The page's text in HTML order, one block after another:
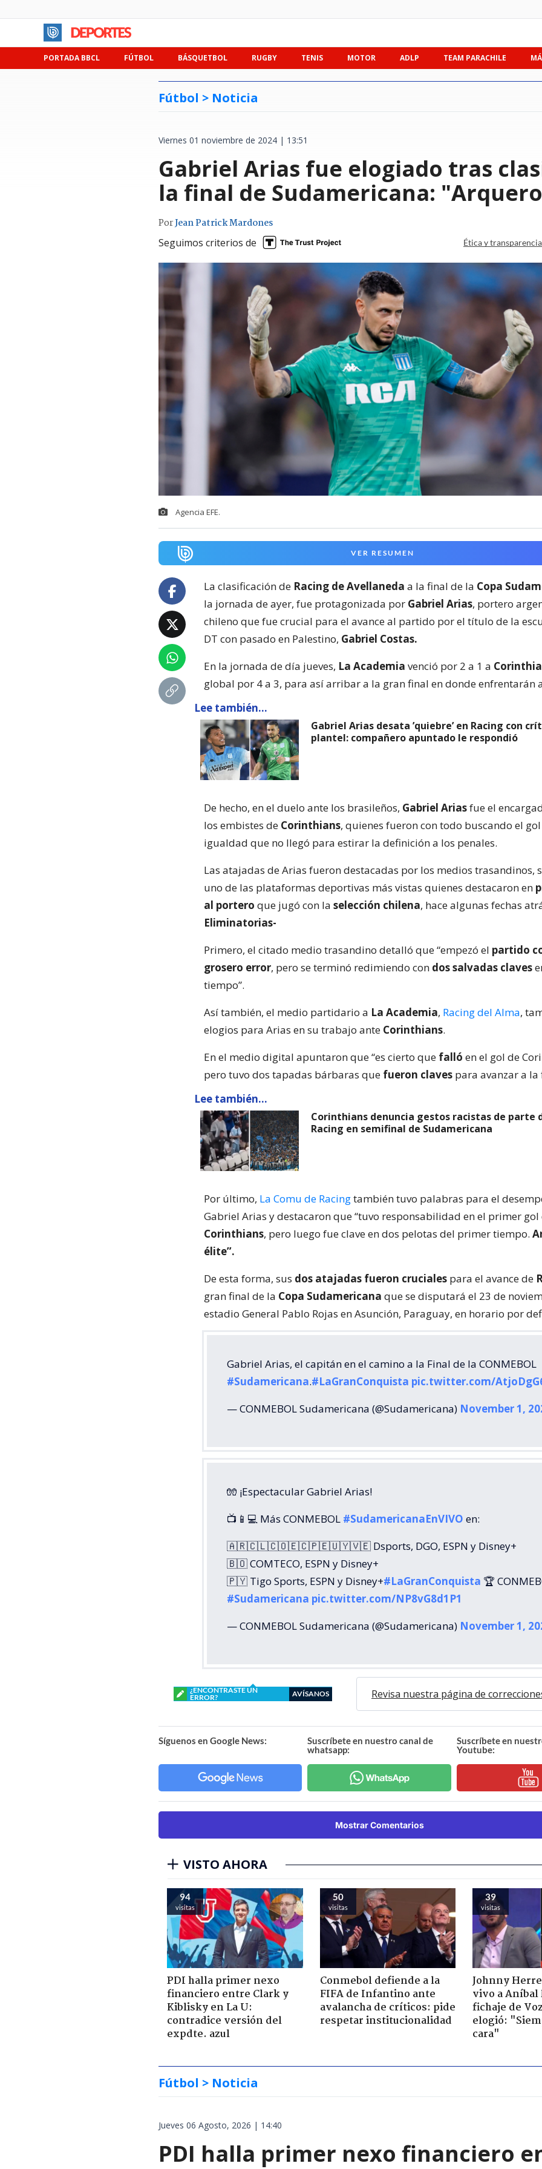
PORTADA BBCL FÚTBOL BÁSQUETBOL RUGBY TENIS MOTOR ADLP TEAM PARACHILE
Fútbol > Noticia
Viernes 01 noviembre de 2024 | 13:51
Gabriel Arias fue elogiado tras
la final de Sudamericana:
PorJean Patrick Mardones
Seguimos criterios de Ética y
Agencia EFE.
VER RESUMEN
La clasificación de Racing de Avellaneda a la final de la Copa
la jornada de ayer, fue protagonizada por Gabriel Arias, portero
chileno que fue crucial para el avance al partido por el título de la
DT con pasado en Palestino, Gabriel Costas.
En la jornada de día jueves, La Academia venció por 2 a 1 a
global por 4 a 3, para así arribar a la gran final en donde enfrentarán
Lee también...
Gabriel Arias desata ’quiebre’ en Racing con
plantel: compañero apuntado le respondió
De hecho, en el duelo ante los brasileños, Gabriel Ariasfue el
los embistes de Corinthians, quienes fueron con todo buscando el
igualdad que no llegó para estirar la definición a los penales.
Las atajadas de Arias fueron destacadas por los medios trasandinos,
uno de las plataformas deportivas más vistas quienes destacaron en
al portero que jugó con la selección chilena, hace algunas fechas
Eliminatorias-
Primero, el citado medio trasandino detalló que “empezó el partido
grosero error, pero se terminó redimiendo con dos salvadas claves
tiempo”.
Así también, el medio partidario a La Academia, Racing del Alma,
elogios para Arias en su trabajo ante Corinthians.
En el medio digital apuntaron que “es cierto que falló en el gol de
pero tuvo dos tapadas bárbaras que fueron claves para avanzar a la
Lee también...
Corinthians denuncia gestos racistas de parte
Racing en semifinal de Sudamericana
Por último, La Comu de Racingtambién tuvo palabras para el
Gabriel Arias y destacaron que “tuvo responsabilidad en el primer gol
Corinthians, pero luego fue clave en dos pelotas del primer tiempo.
élite”.
De esta forma, sus dos atajadas fueron cruciales para el avance de
gran final de la Copa Sudamericana que se disputará el 23 de
estadio General Pablo Rojas en Asunción, Paraguay, en horario por
Gabriel Arias, el capitán en el camino a la Final de la CONMEBOL
#Sudamericana.#LaGranConquista pic.twitter.com/
— CONMEBOL Sudamericana (@Sudamericana) November 1,
🧤 ¡Espectacular Gabriel Arias!
📺📱💻 Más CONMEBOL #SudamericanaEnVIVO en:
🇦🇷🇨🇱🇨🇴🇪🇨🇵🇪🇺🇾🇻🇪 Dsports, DGO, ESPN y Disney+
🇧🇴 COMTECO, ESPN y Disney+
🇵🇾 Tigo Sports, ESPN y Disney+#LaGranConquista 🏆
#Sudamericana pic.twitter.com/NP8vG8d1P1
— CONMEBOL Sudamericana (@Sudamericana) November 1,
¿ENCONTRASTE UN
ERROR?
AVÍSANOS Revisa nuestra página de
Síguenos en Google News:
Suscríbete en nuestro canal de
whatsapp:
Suscríbete en
Youtube:
Mostrar Comentarios
VISTO AHORA
94
visitas
PDI halla primer nexo
financiero entre Clark y
Kiblisky en La U:
contradice versión del
expdte. azul
50
visitas
Conmebol defiende a la
FIFA de Infantino ante
avalancha de críticos: pide
respetar institucionalidad
39
visitas
Johnny
vivo a Aníbal
fichaje de
elogió:
cara"
Fútbol > Noticia
Jueves 06 Agosto, 2026 | 14:40
PDI halla primer nexo financiero